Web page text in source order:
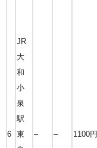
6
JR
大
和
小
泉
駅
東
– – 1100円